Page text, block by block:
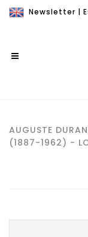
Newsletter |
AUGUSTE
(1887-1962) -